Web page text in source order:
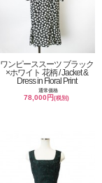
ワンピーススーツ ブラック
×ホワイト 花柄 / Jacket &
Dress in Floral Print
通常価格
78,000円(税別)